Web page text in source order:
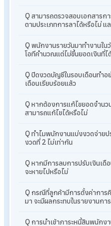
Q สามารถตรวจสอบเอกสาร
ตามประเภทการลาได้หรือไม่ แ
Q พนักงานรายวันมาทำงานใ
โอทีคำนวณแต่ไม่ขึ้นยอดเงินที่ไ
Q ปิดงวดบัญชีในรอบเดือนทำอ
เดือนเรียบร้อยแล้ว
Q หากต้องการแก้ไขยอดจำน
สามารถแก้ไขได้หรือไม่
Q ทำไมพนักงานแบ่งงวดจ่ายป
งวดที่ 2 ไม่เท่ากัน
Q หากมีการลบการปรับเงินเดื
จะหายไปหรือไม่
Q กรณีที่ลูกค้ามีการตั้งค่าการ
มา จะมีผลกระทบในรายงานก
Q การนำเข้าภาระหนี้สินพนักง